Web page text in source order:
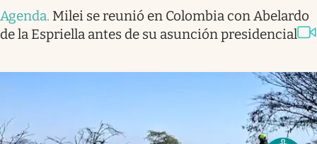
Agenda. Milei se reunió en Colombia con Abelardo
de la Espriella antes de su asunción presidencial